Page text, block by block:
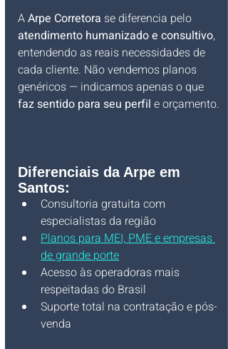
A Arpe Corretora se diferencia pelo
atendimento humanizado e consultivo,
entendendo as reais necessidades de
cada cliente. Não vendemos planos
genéricos — indicamos apenas o que
faz sentido para seu perfil e orçamento.
Diferenciais da Arpe em
Santos:
Consultoria gratuita com
especialistas da região
Planos para MEI, PME e empresas
de grande porte
Acesso às operadoras mais
respeitadas do Brasil
Suporte total na contratação e pós-
venda